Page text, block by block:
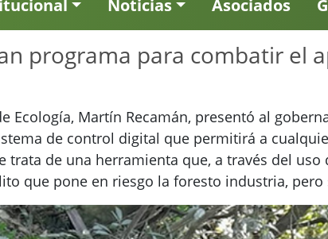
Noticias Asociados
programa para combatir el
Ecología, Martín Recamán, presentó al
de control digital que permitirá a
trata de una herramienta que, a través del
que pone en riesgo la foresto industria,